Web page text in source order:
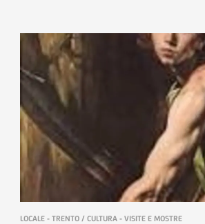
LOCALE - TRENTO / CULTURA - VISITE E MOSTRE